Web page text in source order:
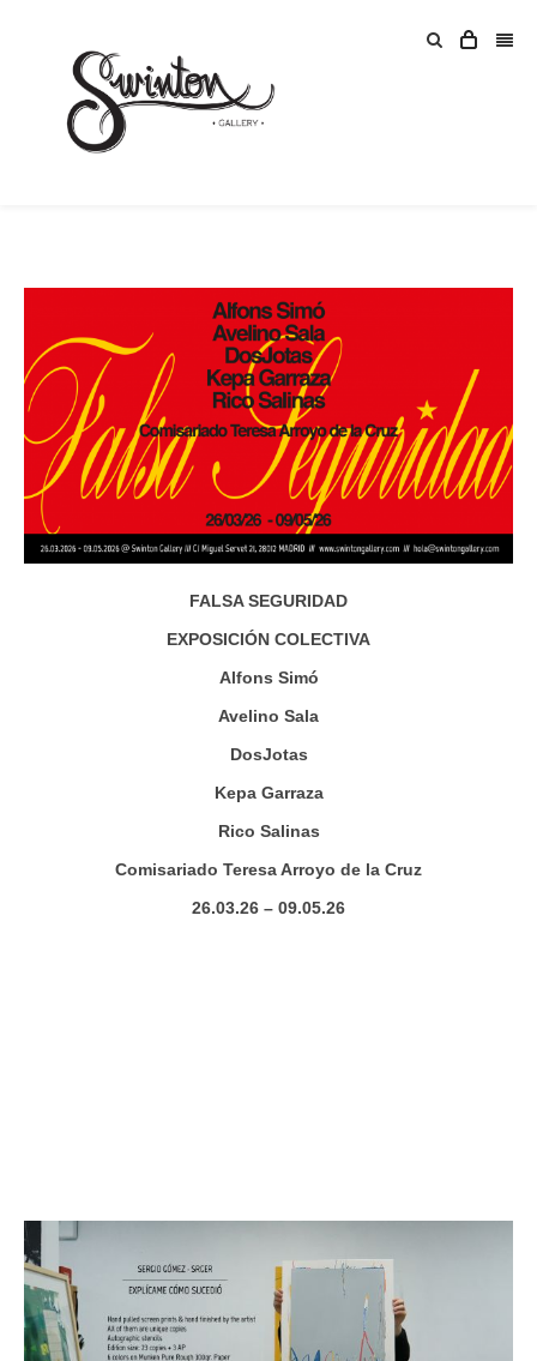
FALSA SEGURIDAD
EXPOSICIÓN COLECTIVA
Alfons Simó
Avelino Sala
DosJotas
Kepa Garraza
Rico Salinas
Comisariado Teresa Arroyo de la Cruz
26.03.26 – 09.05.26